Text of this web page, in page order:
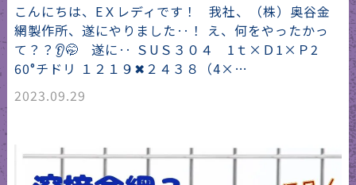
こんにちは、EＸレディです！ 我社、（株）奥谷金
網製作所、遂にやりました‥！ え、何をやったかっ
て？？👂🤭 遂に‥ ＳUＳ３０４ 1ｔ×Ｄ1×Ｐ2
60°チドリ １２１９✖︎２４３８（4×…
2023.09.29